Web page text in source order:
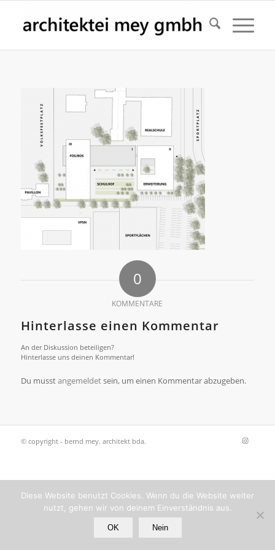
0
KOMMENTARE
Hinterlasse einen Kommentar
An der Diskussion beteiligen?
Hinterlasse uns deinen Kommentar!
Du musstangemeldetsein, um einen Kommentar abzugeben.
© copyright - bernd mey. architekt bda.
Diese Website benutzt Cookies. Wenn du die Website weiter
nutzt, gehen wir von deinem Einverständnis aus.
OK Nein